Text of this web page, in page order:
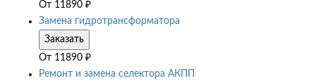
От 11890 ₽
Замена гидротрансформатора
Заказать
От 11890 ₽
Ремонт и замена селектора АКПП